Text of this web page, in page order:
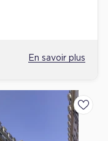
En savoir plus